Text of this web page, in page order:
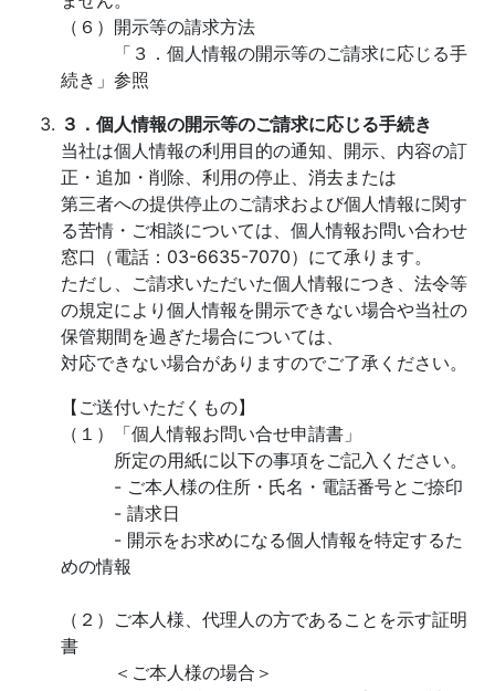
（６）開示等の請求方法
「３．個人情報の開示等のご請求に応じる手
続き」参照
３．個人情報の開示等のご請求に応じる手続き
当社は個人情報の利用目的の通知、開示、内容の訂
正・追加・削除、利用の停止、消去または
第三者への提供停止のご請求および個人情報に関す
る苦情・ご相談については、個人情報お問い合わせ
窓口（電話：03-6635-7070）にて承ります。
ただし、ご請求いただいた個人情報につき、法令等
の規定により個人情報を開示できない場合や当社の
保管期間を過ぎた場合については、
対応できない場合がありますのでご了承ください。
【ご送付いただくもの】
（１）「個人情報お問い合せ申請書」
所定の用紙に以下の事項をご記入ください。
- ご本人様の住所・氏名・電話番号とご捺印
- 請求日
- 開示をお求めになる個人情報を特定するた
めの情報
（２）ご本人様、代理人の方であることを示す証明
書
＜ご本人様の場合＞